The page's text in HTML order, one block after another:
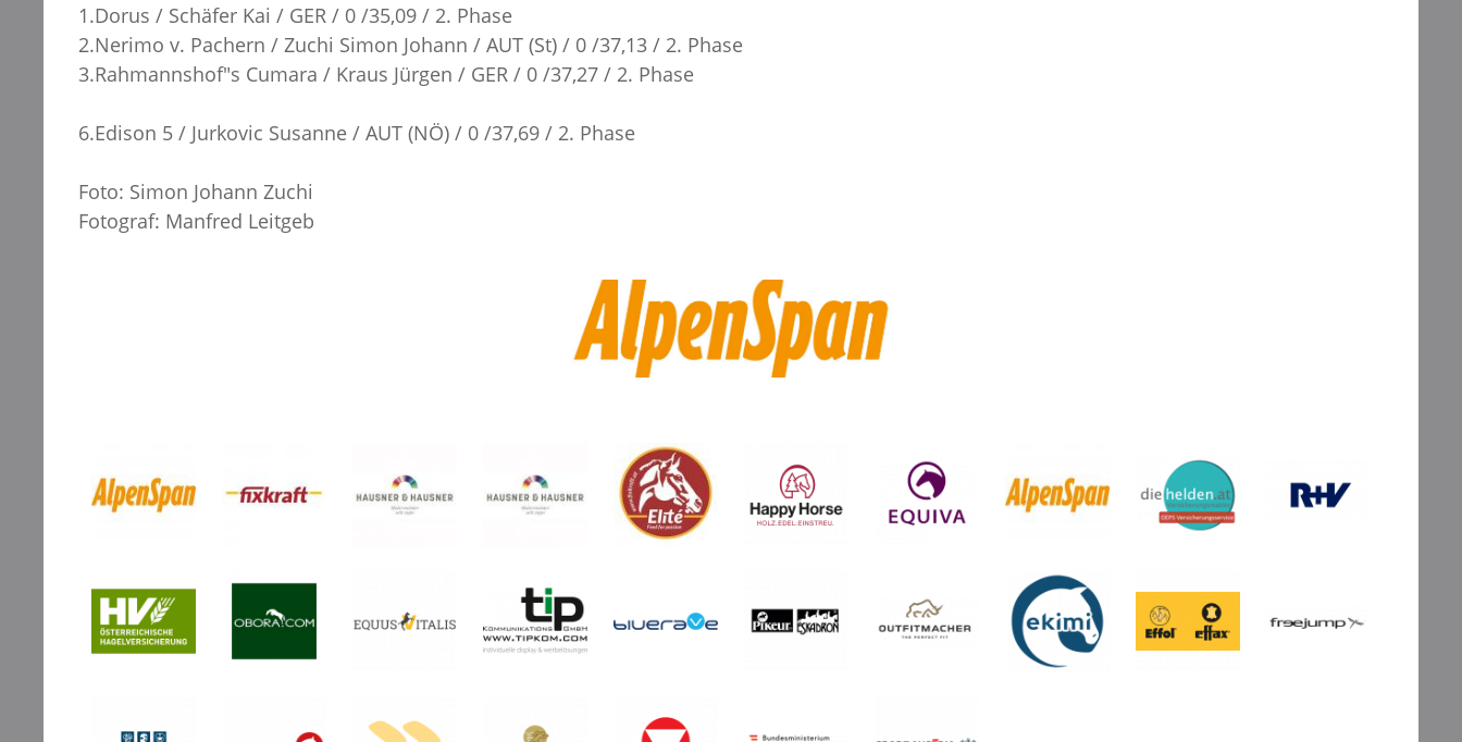
1.Dorus / Schäfer Kai / GER / 0 /35,09 / 2. Phase
2.Nerimo v. Pachern / Zuchi Simon Johann / AUT (St) / 0 /37,13 / 2. Phase
3.Rahmannshof"s Cumara / Kraus Jürgen / GER / 0 /37,27 / 2. Phase
6.Edison 5 / Jurkovic Susanne / AUT (NÖ) / 0 /37,69 / 2. Phase
Foto: Simon Johann Zuchi
Fotograf: Manfred Leitgeb